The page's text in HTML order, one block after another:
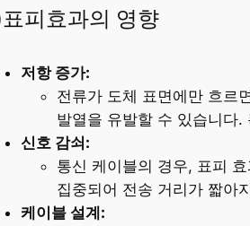
피효과의 영향
저항 증가:
전류가 도체 표면에만 흐르
발열을 유발할 수 있습니다
신호 감쇠:
통신 케이블의 경우, 표피
집중되어 전송 거리가 짧아
케이블 설계: